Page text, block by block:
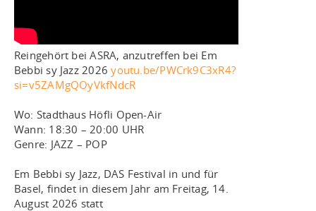
Reingehört bei ASRA, anzutreffen bei Em
Bebbi sy Jazz 2026youtu.be/PWCrk9C3xR4?
si=v5ZAMgQOyVkfNdcR
Wo: Stadthaus Höfli Open-Air
Wann: 18:30 – 20:00 UHR
Genre: JAZZ – POP
Em Bebbi sy Jazz, DAS Festival in und für
Basel, findet in diesem Jahr am Freitag, 14.
August 2026 statt